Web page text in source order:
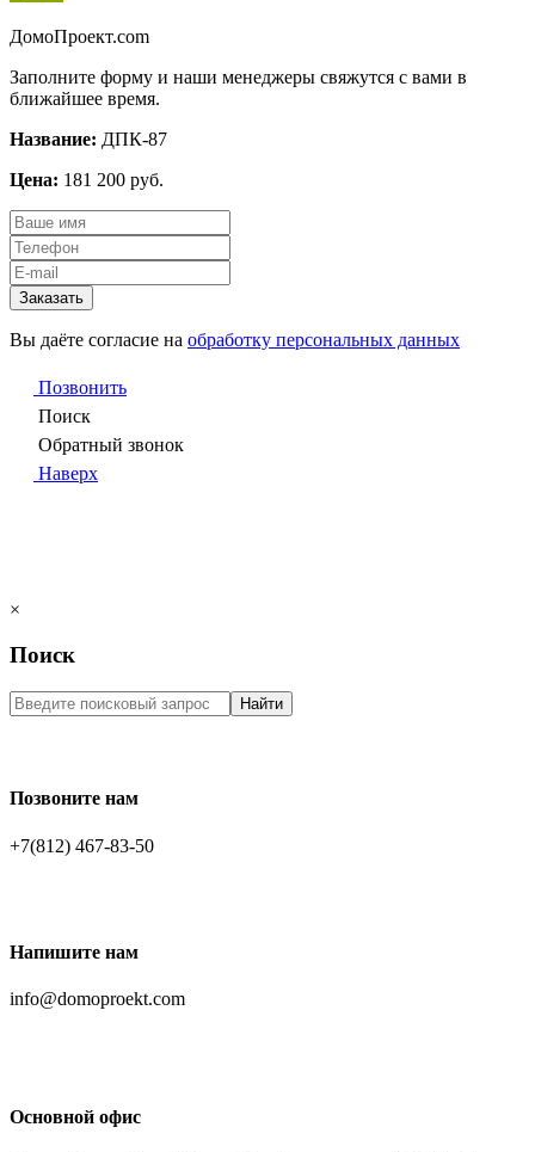
ДомоПроект.com
Заполните форму и наши менеджеры свяжутся с вами в
ближайшее время.
Название: ДПК-87
Цена: 181 200 руб.
Заказать
Вы даёте согласие на обработку персональных данных
Позвонить
Поиск
Обратный звонок
Наверх
×
Поиск
Найти
Позвоните нам
+7(812) 467-83-50
Напишите нам
info@domoproekt.com
Основной офис